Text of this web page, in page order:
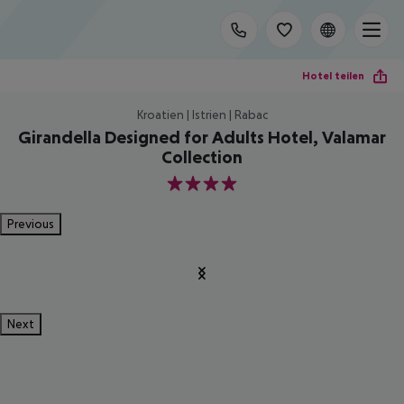
Hotel teilen
Kroatien | Istrien | Rabac
Girandella Designed for Adults Hotel, Valamar
Collection
4
Previous
Next